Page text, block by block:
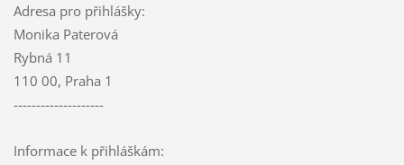
Adresa pro přihlášky:
Monika Paterová
Rybná 11
110 00, Praha 1
--------------------
Informace k přihláškám: